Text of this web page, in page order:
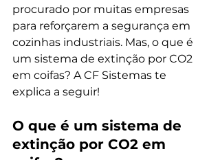
procurado por muitas empresas
para reforçarem a segurança em
cozinhas industriais. Mas, o que é
um sistema de extinção por CO2
em coifas? A CF Sistemas te
explica a seguir!
O que é um sistema de
extinção por CO2 em